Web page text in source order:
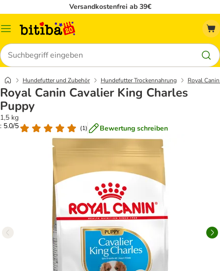
Versandkostenfrei ab 39€
Menü
Suchen
Hundefutter und Zubehör Hundefutter Trockennahrung Royal
Royal Canin Cavalier King Charles
Puppy
1,5 kg
: 5.0/5
(1) Bewertung schreiben